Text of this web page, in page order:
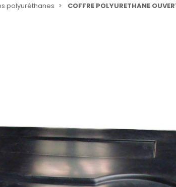
polyuréthanes COFFRE POLYURETHANE